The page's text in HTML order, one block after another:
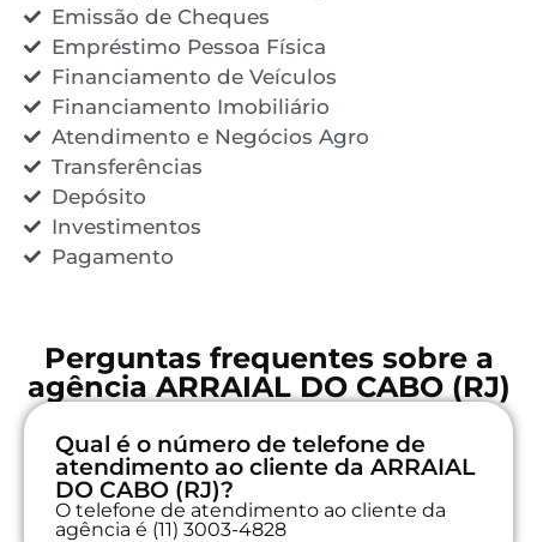
Emissão de Cheques
Empréstimo Pessoa Física
Financiamento de Veículos
Financiamento Imobiliário
Atendimento e Negócios Agro
Transferências
Depósito
Investimentos
Pagamento
Perguntas frequentes sobre a
agência ARRAIAL DO CABO (RJ)
Qual é o número de telefone de
atendimento ao cliente da ARRAIAL
DO CABO (RJ)?
O telefone de atendimento ao cliente da
agência é (11) 3003-4828